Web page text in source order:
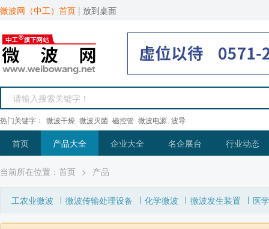
微波网（中工）首页 | 放到桌面
热门关键字： 微波干燥 微波灭菌 磁控管 微波电源 波导
首页 产品大全 企业大全 名企展台 行业动态
当前所在位置： 首页 > 产品
工农业微波 微波传输处理设备 化学微波 微波发生装置 医